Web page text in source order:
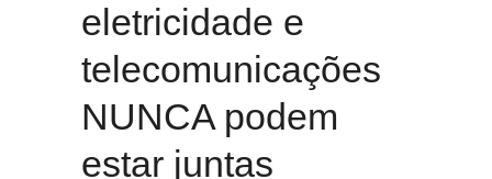
eletricidade e
telecomunicações
NUNCA podem
estar juntas